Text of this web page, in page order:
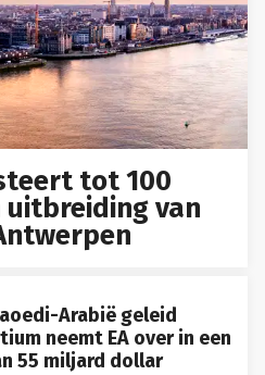
tot 100
uitbreiding van
Arabië geleid
neemt EA over in een
55 miljard dollar